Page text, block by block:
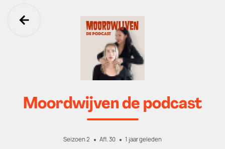
Ga terug
Moordwijven de podcast
Seizoen 2 Afl. 30 1 jaar geleden